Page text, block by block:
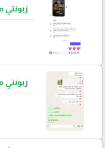
زبونتي